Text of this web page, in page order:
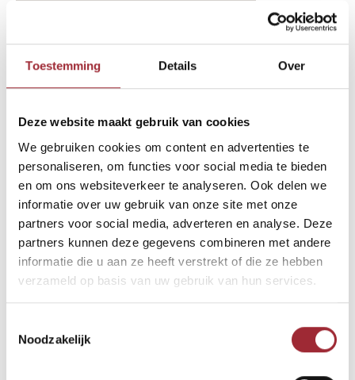
Toestemming Details Over
Deze website maakt gebruik van cookies
We gebruiken cookies om content en advertenties te
personaliseren, om functies voor social media te bieden
en om ons websiteverkeer te analyseren. Ook delen we
informatie over uw gebruik van onze site met onze
partners voor social media, adverteren en analyse. Deze
partners kunnen deze gegevens combineren met andere
informatie die u aan ze heeft verstrekt of die ze hebben
verzameld op basis van uw gebruik van hun services.
Noodzakelijk
Andere Binnenkijkers die u
wellicht ook interesseren